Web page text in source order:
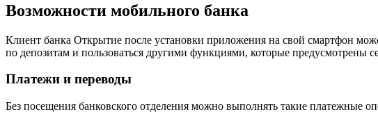
Возможности мобильного банка
Клиент банка Открытие после установки приложения на свой смартфон
по депозитам и пользоваться другими функциями, которые предусмотрены
Платежи и переводы
Без посещения банковского отделения можно выполнять такие платежные